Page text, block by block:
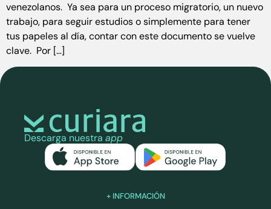
venezolanos. Ya sea para un proceso migratorio, un nuevo
trabajo, para seguir estudios o simplemente para tener
tus papeles al día, contar con este documento se vuelve
clave. Por […]
Descarga nuestra app
+ INFORMACIÓN